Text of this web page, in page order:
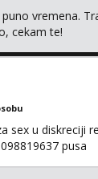
vremena.
cekam te!
sex u diskreciji
pusa